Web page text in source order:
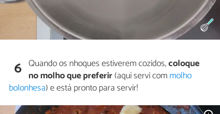
6 Quando os nhoques estiverem cozidos,coloque
no molho que preferir(aqui servi commolho
bolonhesa) e está pronto para servir!